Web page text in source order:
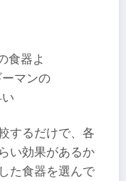
食器よ
マンの
するだけで、各
い効果があるか
た食器を選んで